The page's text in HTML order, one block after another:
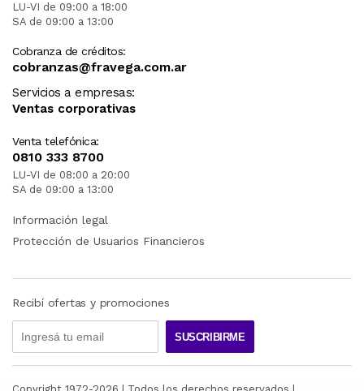
LU-VI de 09:00 a 18:00
SA de 09:00 a 13:00
Cobranza de créditos:
cobranzas@fravega.com.ar
Servicios a empresas:
Ventas corporativas
Venta telefónica:
0810 333 8700
LU-VI de 08:00 a 20:00
SA de 09:00 a 13:00
Información legal
Protección de Usuarios Financieros
Recibí ofertas y promociones
SUSCRIBIRME